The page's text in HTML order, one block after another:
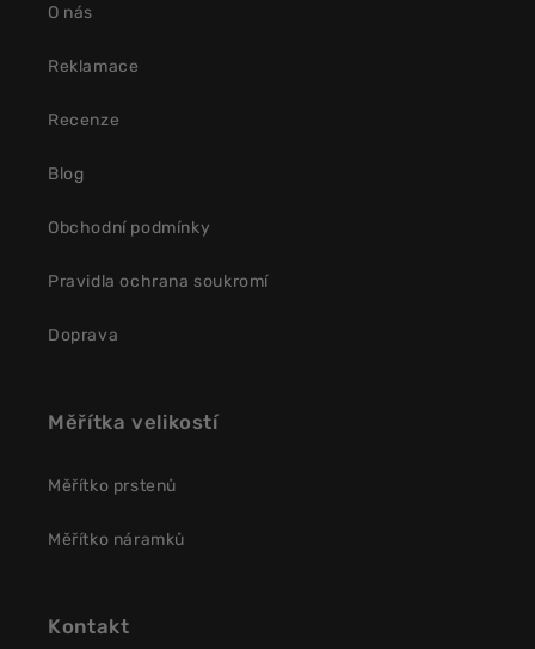
O nás
Reklamace
Recenze
Blog
Obchodní podmínky
Pravidla ochrana soukromí
Doprava
Měřítka velikostí
Měřítko prstenů
Měřítko náramků
Kontakt